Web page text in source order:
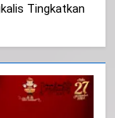
Tingkatkan